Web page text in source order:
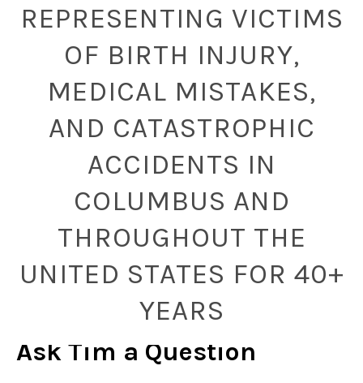
REPRESENTING VICTIMS
OF BIRTH INJURY,
MEDICAL MISTAKES,
AND CATASTROPHIC
ACCIDENTS IN
COLUMBUS AND
THROUGHOUT THE
UNITED STATES FOR 40+
YEARS
Ask Tim a Question